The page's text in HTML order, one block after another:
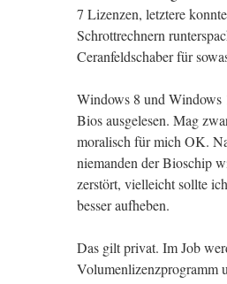
7 Lizenzen, letztere
Schrottrechnern
Ceranfeldschaber für
Windows 8 und Windows
Bios ausgelesen. Mag
moralisch für mich OK.
niemanden der Bioschip
zerstört, vielleicht sollte
besser aufheben.
Das gilt privat. Im Job
Volumenlizenzprogramm